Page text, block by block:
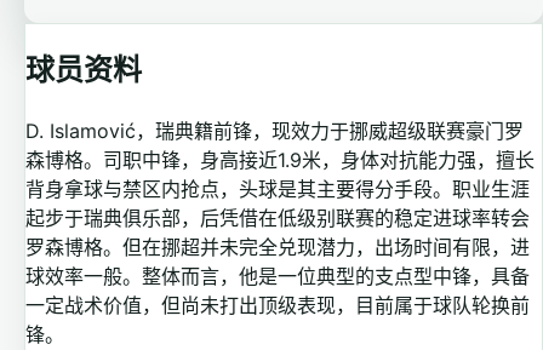
球员资料
D. Islamović，瑞典籍前锋，现效力于挪威超级联赛豪门罗
森博格。司职中锋，身高接近1.9米，身体对抗能力强，擅长
背身拿球与禁区内抢点，头球是其主要得分手段。职业生涯
起步于瑞典俱乐部，后凭借在低级别联赛的稳定进球率转会
罗森博格。但在挪超并未完全兑现潜力，出场时间有限，进
球效率一般。整体而言，他是一位典型的支点型中锋，具备
一定战术价值，但尚未打出顶级表现，目前属于球队轮换前
锋。